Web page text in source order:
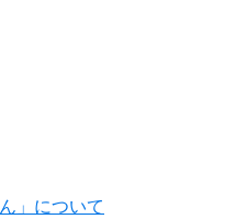
」について